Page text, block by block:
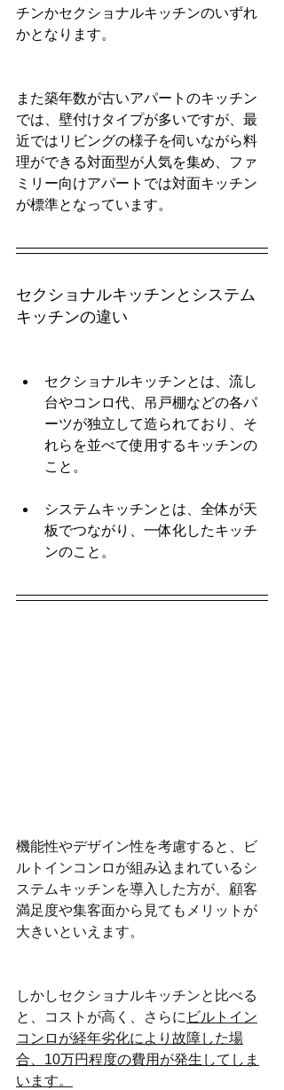
チンかセクショナルキッチンのいずれ
かとなります。
また築年数が古いアパートのキッチン
では、壁付けタイプが多いですが、最
近ではリビングの様子を伺いながら料
理ができる対面型が人気を集め、ファ
ミリー向けアパートでは対面キッチン
が標準となっています。
セクショナルキッチンとシステム
キッチンの違い
セクショナルキッチンとは、流し
台やコンロ代、吊戸棚などの各パ
ーツが独立して造られており、そ
れらを並べて使用するキッチンの
こと。
システムキッチンとは、全体が天
板でつながり、一体化したキッチ
ンのこと。
機能性やデザイン性を考慮すると、ビ
ルトインコンロが組み込まれているシ
ステムキッチンを導入した方が、顧客
満足度や集客面から見てもメリットが
大きいといえます。
しかしセクショナルキッチンと比べる
と、コストが高く、さらに ビルトイン
コンロが経年劣化により故障した場
合、10万円程度の費用が発生してしま
います。